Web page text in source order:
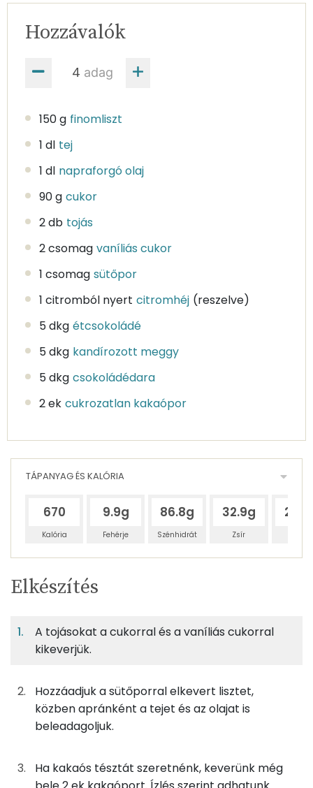
adag
Hozzávalók
150 g finomliszt
1 dl tej
1 dl napraforgó olaj
90 g cukor
2 db tojás
2 csomag vaníliás cukor
1 csomag sütőpor
1 citromból nyert citromhéj (reszelve)
5 dkg étcsokoládé
5 dkg kandírozott meggy
5 dkg csokoládédara
2 ek cukrozatlan kakaópor
TÁPANYAG ÉS KALÓRIA
670
Kalória
9.9g
Fehérje
86.8g
Szénhidrát
32.9g
Zsír
Egy
adagban
6%
Fehérje
55%
21%
38gfinomliszt
137 kcal
25gtej
TÁPANYAGTARTALOM
Egy
adagban
4
100
6%
Fehérje
55%
Szénhidrát
21%
Zsír
17%
Víz
TOP ásványi anyagok
Nátrium
Elkészítés
A tojásokat a cukorral és a vaníliás cukorral
kikeverjük.
Hozzáadjuk a sütőporral elkevert lisztet,
közben apránként a tejet és az olajat is
beleadagoljuk.
Ha kakaós tésztát szeretnénk, keverünk még